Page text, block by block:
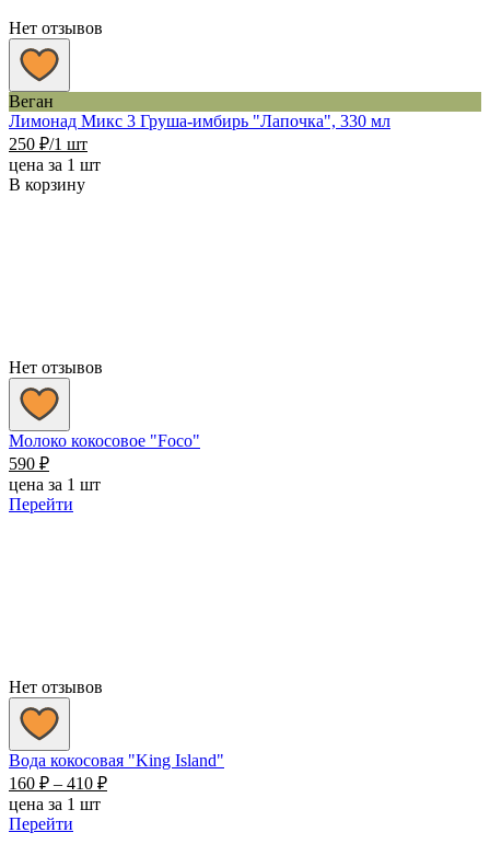
Нет отзывов
Веган
Лимонад Микс 3 Груша-имбирь "Лапочка", 330 мл
250 ₽/1 шт
цена за 1 шт
В корзину
Нет отзывов
Молоко кокосовое "Foco"
590 ₽
цена за 1 шт
Перейти
Нет отзывов
Вода кокосовая "King Island"
160 ₽ – 410 ₽Диапазон
цена за 1 шт
Перейти